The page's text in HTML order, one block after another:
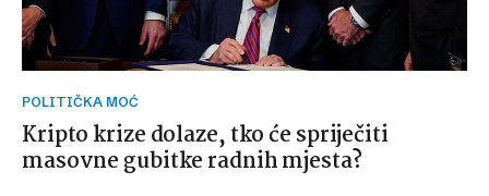
POLITIČKA MOĆ
Kripto krize dolaze, tko će spriječiti
masovne gubitke radnih mjesta?